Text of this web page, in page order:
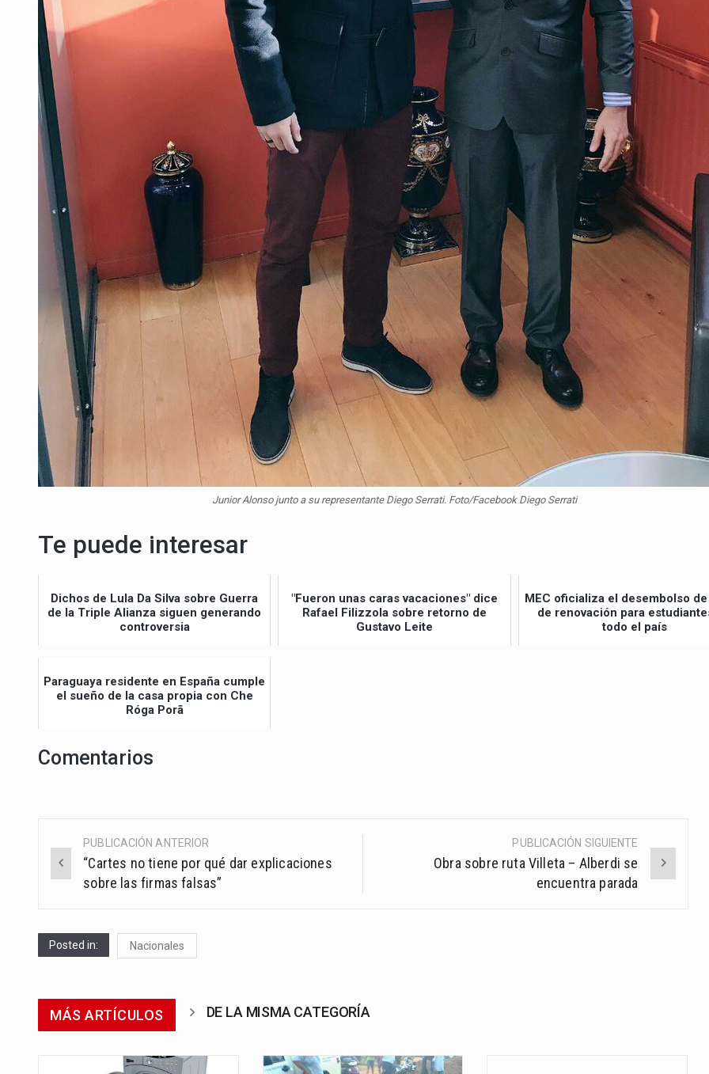
Junior Alonso junto a su representante Diego Serrati. Foto/Facebook Diego Serrati
Te puede interesar
Dichos de Lula Da Silva sobre Guerra
de la Triple Alianza siguen generando
controversia
"Fueron unas caras vacaciones" dice
Rafael Filizzola sobre retorno de
Gustavo Leite
MEC oficializa el desembolso
de renovación para
todo el país
Paraguaya residente en España cumple
el sueño de la casa propia con Che
Róga Porã
Comentarios
Post
navigation
PUBLICACIÓN ANTERIOR
“Cartes no tiene por qué dar explicaciones
sobre las firmas falsas”
PUBLICACIÓN SIGUIENTE
Obra sobre ruta Villeta – Alberdi se
encuentra parada
Posted in: Nacionales
MÁS ARTÍCULOS DE LA MISMA CATEGORÍA